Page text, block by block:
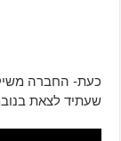
כעת- החברה
שעתיד לצאת